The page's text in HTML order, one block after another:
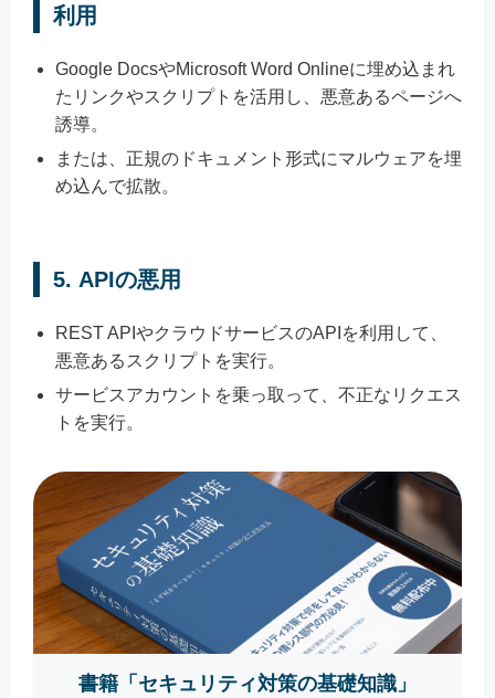
利用
Google DocsやMicrosoft Word Onlineに埋め込まれ
たリンクやスクリプトを活用し、悪意あるページへ
誘導。
または、正規のドキュメント形式にマルウェアを埋
め込んで拡散。
5. APIの悪用
REST APIやクラウドサービスのAPIを利用して、
悪意あるスクリプトを実行。
サービスアカウントを乗っ取って、不正なリクエス
トを実行。
書籍「セキュリティ対策の基礎知識」